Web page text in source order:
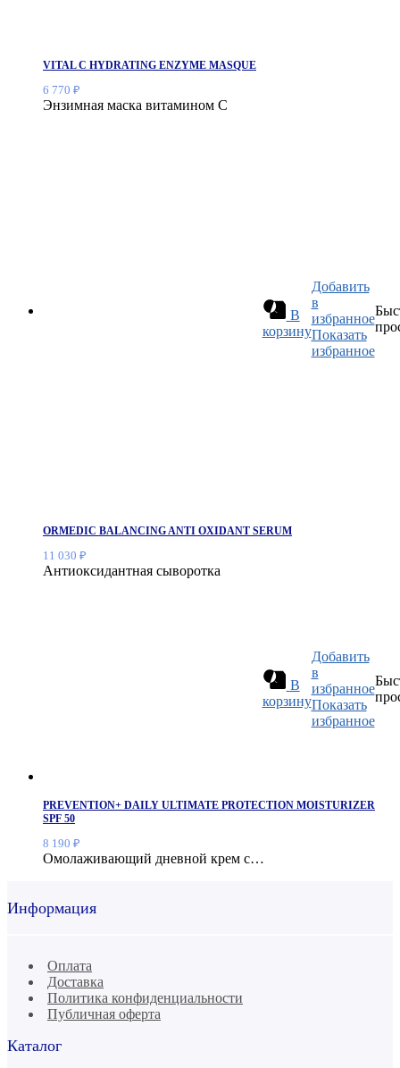
VITAL C HYDRATING ENZYME MASQUE
6 770 ₽
Энзимная маска витамином С
В
корзину
Добавить
в
избранное
Показать
избранное
ORMEDIC BALANCING ANTI OXIDANT SERUM
11 030 ₽
Антиоксидантная сыворотка
В
корзину
Добавить
в
избранное
Показать
избранное
PREVENTION+ DAILY ULTIMATE PROTECTION MOISTURIZER
SPF 50
8 190 ₽
Омолаживающий дневной крем с…
Информация
Оплата
Доставка
Политика конфиденциальности
Публичная оферта
Каталог